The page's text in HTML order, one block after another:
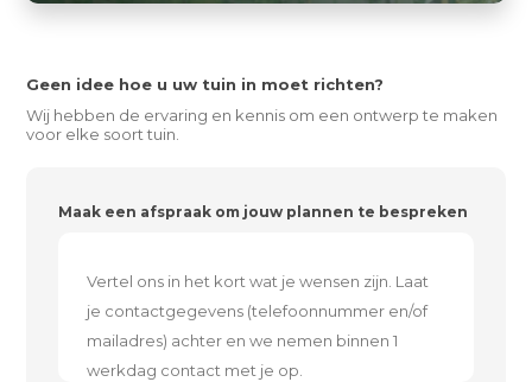
Geen idee hoe u uw tuin in moet richten?
Wij hebben de ervaring en kennis om een ontwerp te maken
voor elke soort tuin.
Maak een afspraak om jouw plannen te bespreken